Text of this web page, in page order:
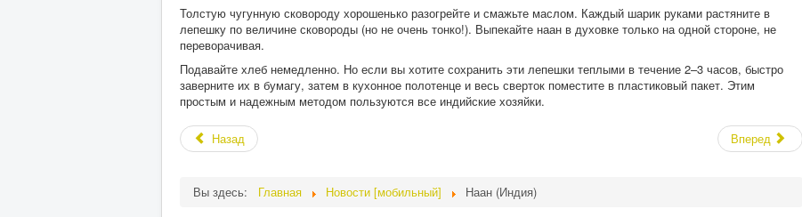
Толстую чугунную сковороду хорошенько разогрейте и смажьте маслом. Каждый шарик руками растяните в
лепешку по величине сковороды (но не очень тонко!). Выпекайте наан в духовке только на одной стороне, не
переворачивая.
Подавайте хлеб немедленно. Но если вы хотите сохранить эти лепешки теплыми в течение 2–3 часов, быстро
заверните их в бумагу, затем в кухонное полотенце и весь сверток поместите в пластиковый пакет. Этим
простым и надежным методом пользуются все индийские хозяйки.
Назад Вперед
Вы здесь: Главная Новости [мобильный] Наан (Индия)